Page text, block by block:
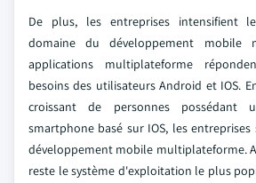
De plus, les entreprises intensifient
domaine du développement mobile
applications multiplateforme
besoins des utilisateurs Android et IOS.
croissant de personnes
smartphone basé sur IOS, les
développement mobile multiplateforme.
reste le système d'exploitation le plus